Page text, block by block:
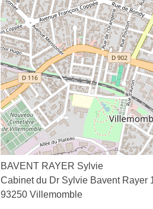
BAVENT RAYER Sylvie
Cabinet du Dr Sylvie Bavent Rayer
93250 Villemomble